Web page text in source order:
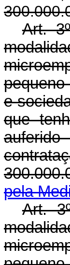
Art.
pequeno
e
que
pela
Art.